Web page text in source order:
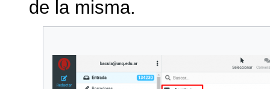
de la misma.